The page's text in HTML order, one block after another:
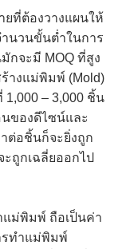
ที่ต้องวางแผนให้
ำนวนขั้นต่ำในการ
กจะมี MOQ ที่สูง
างแม่พิมพ์ (Mold)
1,000 – 3,000 ชิ้น
ของดีไซน์และ
ต่อชิ้นก็จะยิ่งถูก
ถูกเฉลี่ยออกไป
แม่พิมพ์ ถือเป็นค่า
รทำแม่พิมพ์